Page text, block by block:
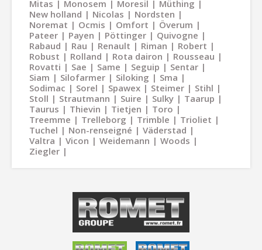
Mitas
Monosem Moresil
Müthing
New holland
Nicolas
Nordsten
Noremat
Ocmis Omfort
Överum
Pateer
Payen Pöttinger
Quivogne
Rabaud
Rau Renault Riman
Robert
Robust
Rolland Rota dairon
Rousseau
Rovatti
Sae Same Seguip
Sentar
Siam
Silofarmer Siloking
Sma
Sodimac
Sorel Spawex Steimer
Stihl
Stoll
Strautmann Suire Sulky
Taarup
Taurus
Thievin Tietjen
Toro
Treemme
Trelleborg Trimble
Trioliet
Tuchel
Non-renseigné
Väderstad
Valtra
Vicon Weidemann
Woods
Ziegler